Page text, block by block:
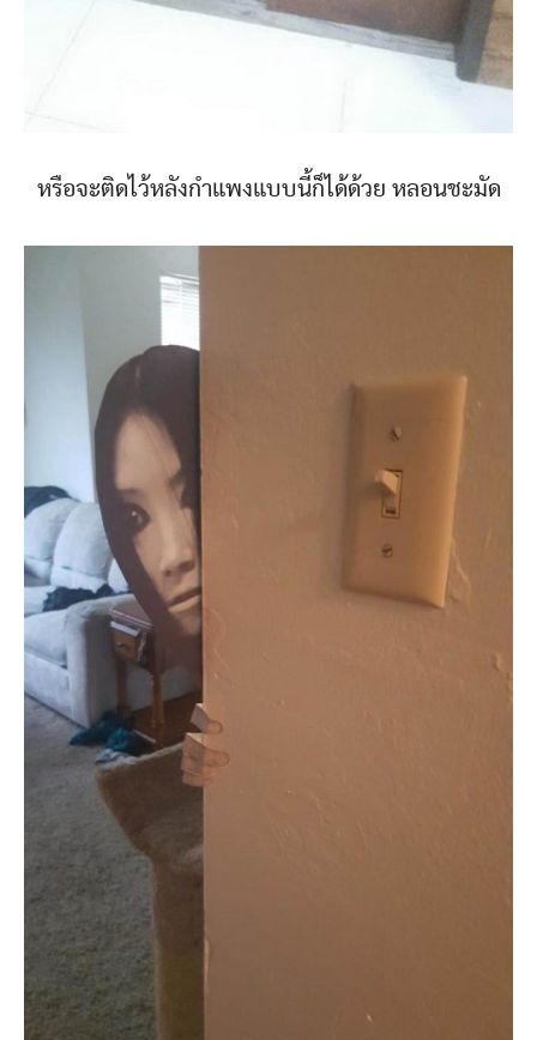
หรือจะติดไว้หลังกำแพงแบบนี้ก็ได้ด้วย หลอนชะมัด